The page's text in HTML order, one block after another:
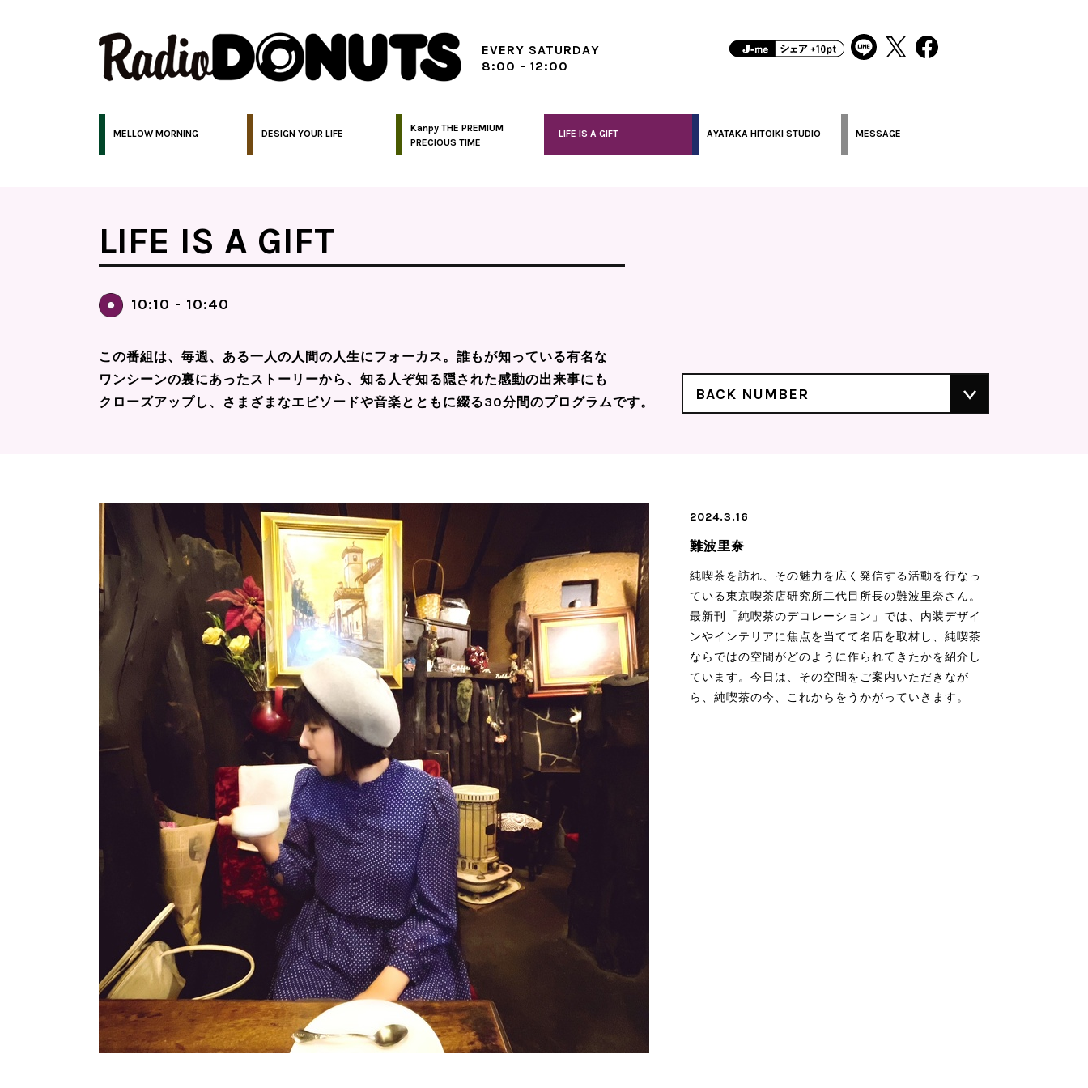
EVERY SATURDAY
8:00 - 12:00
MELLOW MORNING DESIGN YOUR LIFE
Kanpy THE PREMIUM
PRECIOUS TIME
LIFE IS A GIFT AYATAKA HITOIKI STUDIO MESSAGE
LIFE IS A GIFT
10:10 - 10:40
この番組は、毎週、ある一人の人間の人生にフォーカス。誰もが知っている有名な
ワンシーンの裏にあったストーリーから、知る人ぞ知る隠された感動の出来事にも
クローズアップし、さまざまなエピソードや音楽とともに綴る30分間のプログラムです。
BACK NUMBER
2024.3.16
難波里奈
純喫茶を訪れ、その魅力を広く発信する活動を行なっ
ている東京喫茶店研究所二代目所長の難波里奈さん。
最新刊「純喫茶のデコレーション」では、内装デザイ
ンやインテリアに焦点を当てて名店を取材し、純喫茶
ならではの空間がどのように作られてきたかを紹介し
ています。今日は、その空間をご案内いただきなが
ら、純喫茶の今、これからをうかがっていきます。